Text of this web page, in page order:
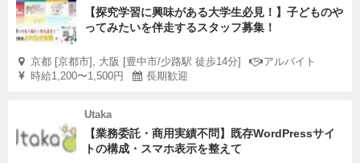
【探究学習に興味がある大学生必見！】子どものや
ってみたいを伴走するスタッフ募集！
京都 [京都市], 大阪 [豊中市/少路駅 徒歩14分]
アルバイト
時給1,200〜1,500円
長期歓迎
Utaka
【業務委託・商用実績不問】既存WordPressサイ
トの構成・スマホ表示を整えて